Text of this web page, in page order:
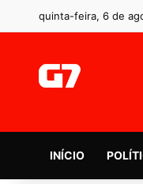
quinta-feira, 6 de
INÍCIO